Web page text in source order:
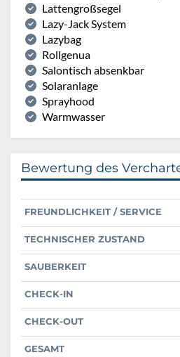
Lattengroßsegel
Lazy-Jack System
Lazybag
Rollgenua
Salontisch absenkbar
Solaranlage
Sprayhood
Warmwasser
Bewertung des
FREUNDLICHKEIT / SERVICE
TECHNISCHER ZUSTAND
SAUBERKEIT
CHECK-IN
CHECK-OUT
GESAMT